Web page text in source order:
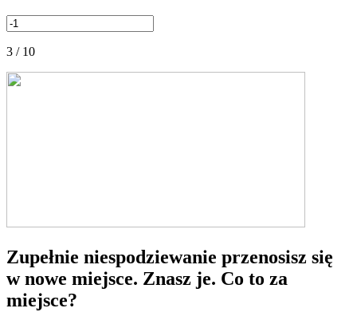
3 / 10
Zupełnie niespodziewanie przenosisz się
w nowe miejsce. Znasz je. Co to za
miejsce?